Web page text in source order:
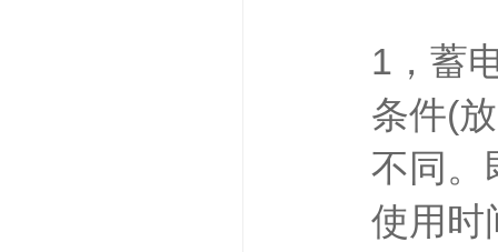
1，蓄
条件(
不同。
使用时